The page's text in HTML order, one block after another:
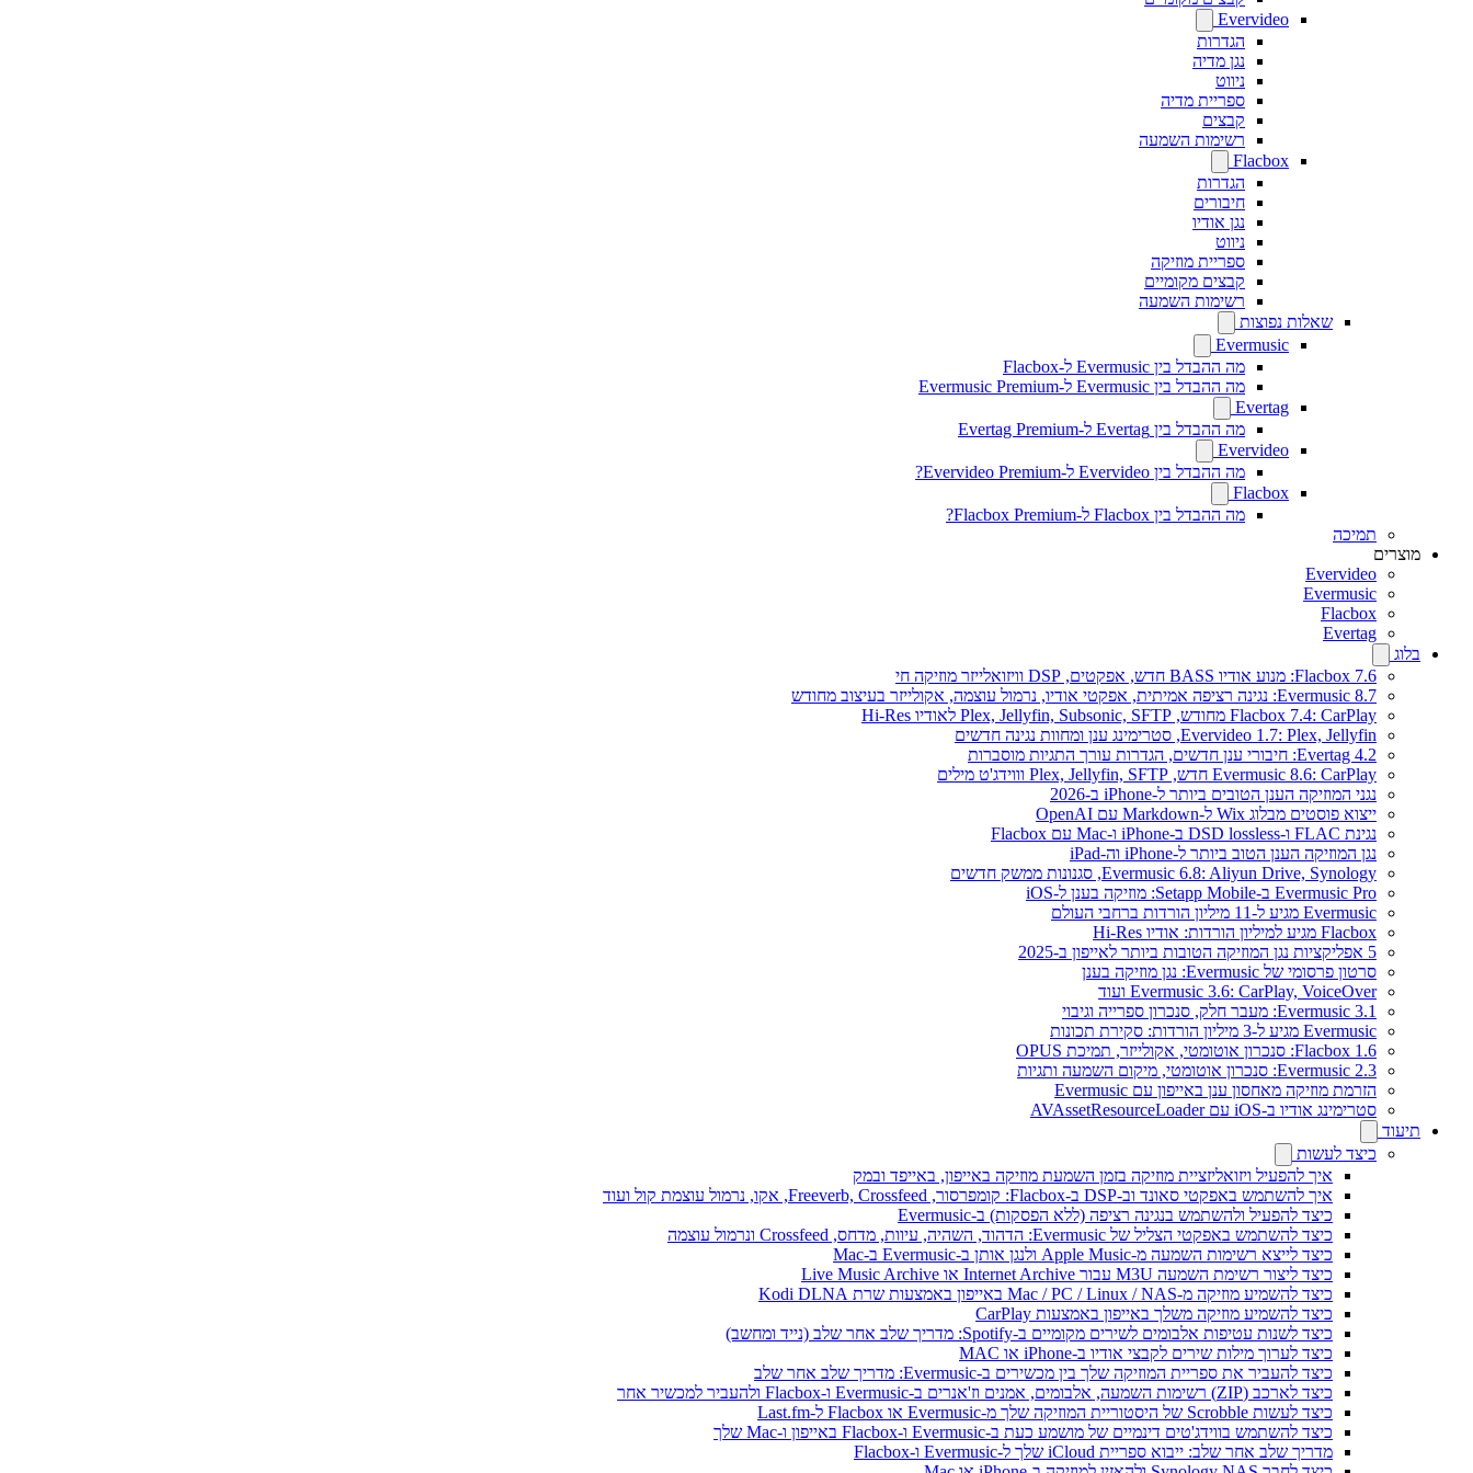
Evervideo
הגדרות
נגן מדיה
ניווט
ספריית מדיה
קבצים
רשימות השמעה
Flacbox
הגדרות
חיבורים
נגן אודיו
ניווט
ספריית מוזיקה
קבצים מקומיים
רשימות השמעה
שאלות נפוצות
Evermusic
מה ההבדל בין Evermusic ל-Flacbox
מה ההבדל בין Evermusic ל-Evermusic Premium
Evertag
מה ההבדל בין Evertag ל-Evertag Premium
Evervideo
מה ההבדל בין Evervideo ל-Evervideo Premium?
Flacbox
מה ההבדל בין Flacbox ל-Flacbox Premium?
תמיכה
מוצרים
Evervideo
Evermusic
Flacbox
Evertag
בלוג
Flacbox 7.6: מנוע אודיו BASS חדש, אפקטים, DSP וויזואלייזר מוזיקה חי
Evermusic 8.7: נגינה רציפה אמיתית, אפקטי אודיו, נרמול עוצמה, אקולייזר בעיצוב מחודש
Flacbox 7.4: CarPlay מחודש, Plex, Jellyfin, Subsonic, SFTP לאודיו Hi-Res
Evervideo 1.7: Plex, Jellyfin, סטרימינג ענן ומחוות נגינה חדשים
Evertag 4.2: חיבורי ענן חדשים, הגדרות עורך התגיות מוסברות
Evermusic 8.6: CarPlay חדש, Plex, Jellyfin, SFTP וווידג'ט מילים
נגני המוזיקה הענן הטובים ביותר ל-iPhone ב-2026
ייצוא פוסטים מבלוג Wix ל-Markdown עם OpenAI
נגינת FLAC ו-DSD lossless ב-iPhone ו-Mac עם Flacbox
נגן המוזיקה הענן הטוב ביותר ל-iPhone וה-iPad
Evermusic 6.8: Aliyun Drive, Synology, סגנונות ממשק חדשים
Evermusic Pro ב-Setapp Mobile: מוזיקה בענן ל-iOS
Evermusic מגיע ל-11 מיליון הורדות ברחבי העולם
Flacbox מגיע למיליון הורדות: אודיו Hi-Res
5 אפליקציות נגן המוזיקה הטובות ביותר לאייפון ב-2025
סרטון פרסומי של Evermusic: נגן מוזיקה בענן
Evermusic 3.6: CarPlay, VoiceOver ועוד
Evermusic 3.1: מעבר חלק, סנכרון ספרייה וגיבוי
Evermusic מגיע ל-3 מיליון הורדות: סקירת תכונות
Flacbox 1.6: סנכרון אוטומטי, אקולייזר, תמיכת OPUS
Evermusic 2.3: סנכרון אוטומטי, מיקום השמעה ותגיות
הזרמת מוזיקה מאחסון ענן באייפון עם Evermusic
סטרימינג אודיו ב-iOS עם AVAssetResourceLoader
תיעוד
כיצד לעשות
איך להפעיל ויזואליזציית מוזיקה בזמן השמעת מוזיקה באייפון, באייפד ובמק
איך להשתמש באפקטי סאונד וב-DSP ב-Flacbox: קומפרסור, Freeverb, Crossfeed, אקו, נרמול עוצמת קול ועוד
כיצד להפעיל ולהשתמש בנגינה רציפה (ללא הפסקות) ב-Evermusic
כיצד להשתמש באפקטי הצליל של Evermusic: הדהוד, השהיה, עיוות, מדחס, Crossfeed ונרמול עוצמה
כיצד לייצא רשימות השמעה מ-Apple Music ולנגן אותן ב-Evermusic ב-Mac
כיצד ליצור רשימת השמעה M3U עבור Internet Archive או Live Music Archive
כיצד להשמיע מוזיקה מ-Mac / PC / Linux / NAS באייפון באמצעות שרת Kodi DLNA
כיצד להשמיע מוזיקה משלך באייפון באמצעות CarPlay
כיצד לשנות עטיפות אלבומים לשירים מקומיים ב-Spotify: מדריך שלב אחר שלב (נייד ומחשב)
כיצד לערוך מילות שירים לקבצי אודיו ב-iPhone או MAC
כיצד להעביר את ספריית המוזיקה שלך בין מכשירים ב-Evermusic: מדריך שלב אחר שלב
כיצד לארכב (ZIP) רשימות השמעה, אלבומים, אמנים וז'אנרים ב-Evermusic ו-Flacbox ולהעביר למכשיר אחר
כיצד לעשות Scrobble של היסטוריית המוזיקה שלך מ-Evermusic או Flacbox ל-Last.fm
כיצד להשתמש בווידג'טים דינמיים של מושמע כעת ב-Evermusic ו-Flacbox באייפון ו-Mac שלך
מדריך שלב אחר שלב: ייבוא ספריית iCloud שלך ל-Evermusic ו-Flacbox